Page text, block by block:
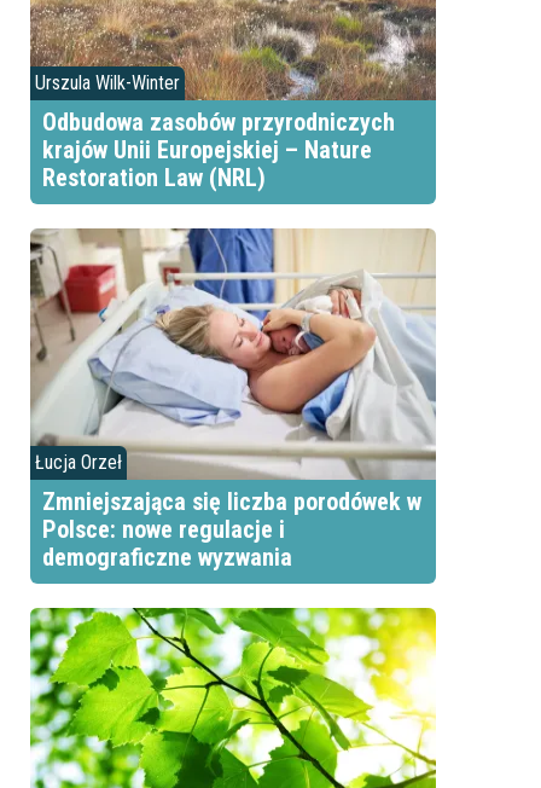
Urszula Wilk-Winter
Odbudowa zasobów przyrodniczych
krajów Unii Europejskiej – Nature
Restoration Law (NRL)
Łucja Orzeł
Zmniejszająca się liczba porodówek w
Polsce: nowe regulacje i
demograficzne wyzwania